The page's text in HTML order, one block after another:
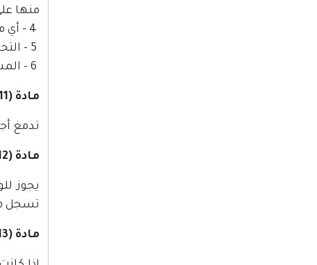
منها
مادة (11)
تدمغ
مادة (12)
يجوز
تسجل
مادة (13)